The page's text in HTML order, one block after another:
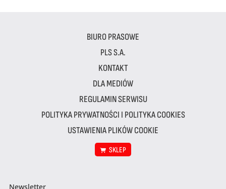
BIURO PRASOWE
PLS S.A.
KONTAKT
DLA MEDIÓW
REGULAMIN SERWISU
POLITYKA PRYWATNOŚCI I POLITYKA COOKIES
USTAWIENIA PLIKÓW COOKIE
SKLEP
Newsletter